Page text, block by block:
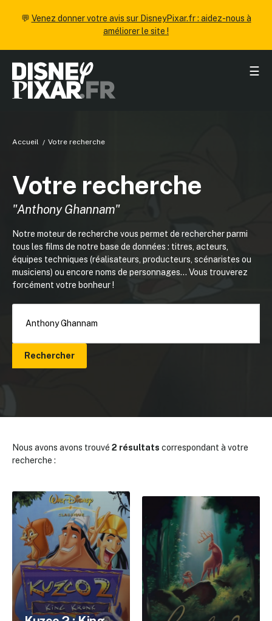
💬 Venez donner votre avis sur DisneyPixar.fr : aidez-nous à
améliorer le site !
☰
Accueil Votre recherche
Votre recherche
"Anthony Ghannam"
Notre moteur de recherche vous permet de rechercher parmi
tous les films de notre base de données : titres, acteurs,
équipes techniques (réalisateurs, producteurs, scénaristes ou
musiciens) ou encore noms de personnages... Vous trouverez
forcément votre bonheur !
Rechercher
Nous avons avons trouvé 2 résultats correspondant à votre
recherche :
✕